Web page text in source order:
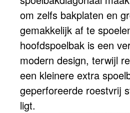
om zelfs bakplaten en
gemakkelijk af te
hoofdspoelbak is een
modern design, terwijl
een kleinere extra
geperforeerde roestvrij
ligt.